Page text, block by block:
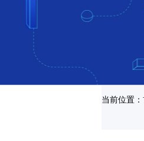
当前位置